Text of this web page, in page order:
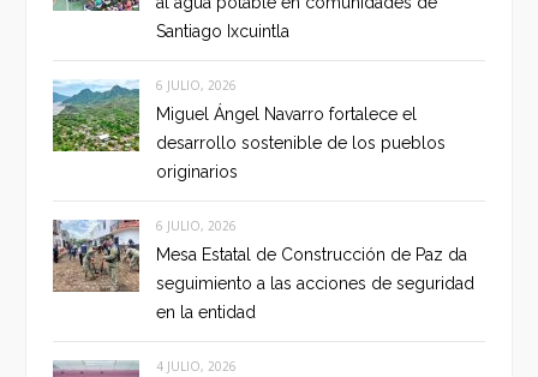
Santiago Ixcuintla
6 JULIO, 2026
Miguel Ángel Navarro fortalece el
desarrollo sostenible de los pueblos
originarios
6 JULIO, 2026
Mesa Estatal de Construcción de Paz da
seguimiento a las acciones de seguridad
en la entidad
4 JULIO, 2026